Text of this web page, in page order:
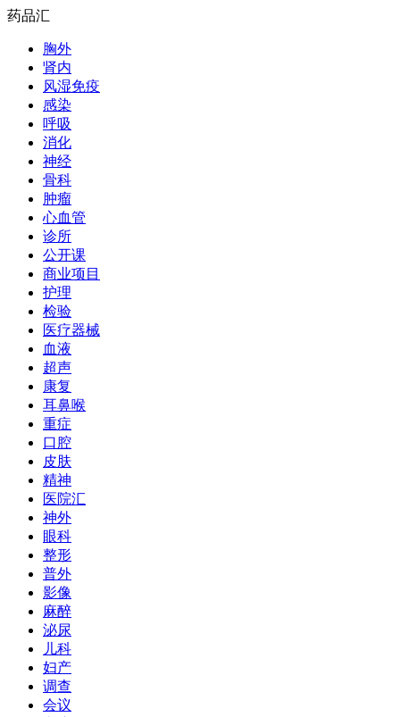
药品汇
胸外
肾内
风湿免疫
感染
呼吸
消化
神经
骨科
肿瘤
心血管
诊所
公开课
商业项目
护理
检验
医疗器械
血液
超声
康复
耳鼻喉
重症
口腔
皮肤
精神
医院汇
神外
眼科
整形
普外
影像
麻醉
泌尿
儿科
妇产
调查
会议